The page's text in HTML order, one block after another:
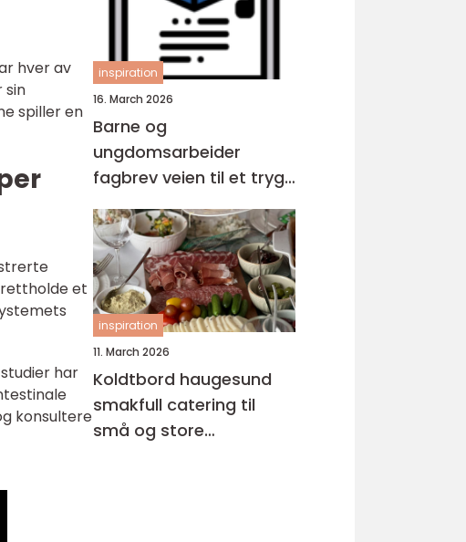
hver av
sin
spiller en
et
har
konsultere
inspiration
16. March 2026
Barne og
ungdomsarbeider
fagbrev veien til et trygt
og meningsfullt yrke
inspiration
11. March 2026
Koldtbord haugesund
smakfull catering til
små og store